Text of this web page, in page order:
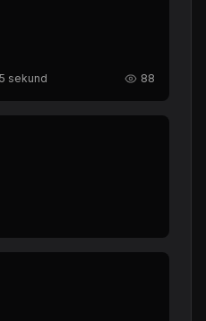
sekund 88